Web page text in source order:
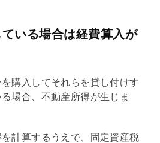
いる場合は経費算入が
購入してそれらを貸し付けす
場合、不動産所得が生じま
計算するうえで、
固定資産税